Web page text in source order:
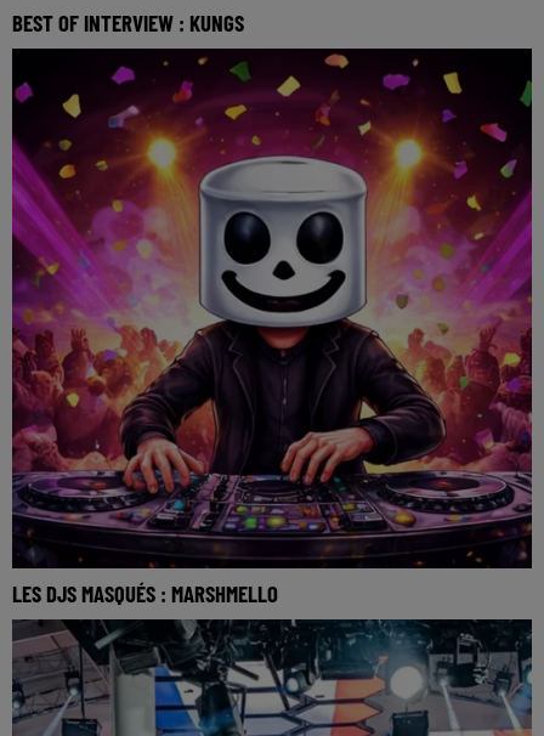
BEST OF INTERVIEW : KUNGS
Kungs : le producteur français fête cette année ses 10 ans
de carrière mais aussi la sortie de "Out
LES DJS MASQUÉS : MARSHMELLO
La music story du jour c’est celle des DJs masqués… Un
cavalier qui surgit hors de la nuit et qui co